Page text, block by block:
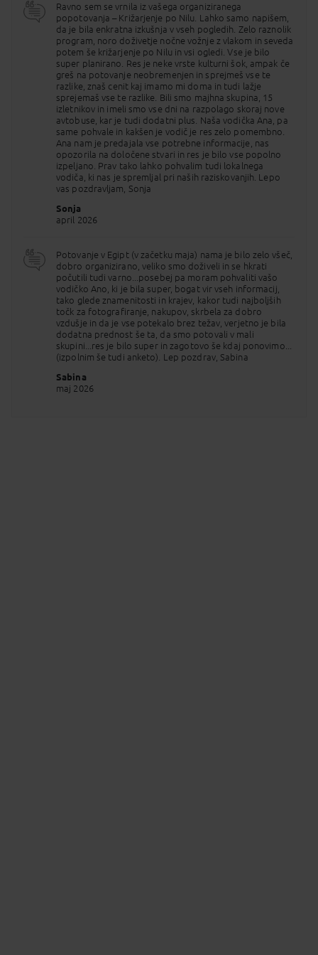
let). V primeru presežene prtljage (teža ali mere)
boste to doplačali ob prijavi na let po ceniku
letalske družbe.
ROČNA PRTLJAGA:
Dovoljen je 1 kos maksimalnih skupnih dimenzij 115
cm in 5 kg (dodatno prosimo bodite pozorni na
priporočila za letalski promet).
Potniki lahko v ročni prtljagi prenašajo manjše
količine potrebščin za osebno nego (parfumi,
kreme, geli ...) vendar v embalaži do 100 ml, ki jo
lahko brez težav spravite v litrsko prozorno
plastično vrečko. Dovoljene so nekatere izjeme, kot
so zdravila in hrana, ki jih potrebujete med letom,
vključno s hrano za dojenčke. Prenosne baterije
(Power bank) so dovoljene izključno v ročni prtljagi
predhodna odobritev prevoznika, baterije nad 160
žepni noži ipd.).
PIJAČA NA LETALU:
Na letu bodo postregli s prigrizkom, vodo, kavo in
čajem.
POMEMBNO:
V primeru, da potujete z medicinskimi pripomočki
prosimo, da o tem obvestite vašega svetovalca vsaj
72 ur pred predvidenim poletom, saj je potrebno
Ravno sem se vrnila iz vašega organiziranega
popotovanja – Križarjenje po Nilu. Lahko samo napišem,
da je bila enkratna izkušnja v vseh pogledih. Zelo raznolik
program, noro doživetje nočne vožnje z vlakom in seveda
potem še križarjenje po Nilu in vsi ogledi. Vse je bilo
super planirano. Res je neke vrste kulturni šok, ampak če
greš na potovanje neobremenjen in sprejmeš vse te
razlike, znaš cenit kaj imamo mi doma in tudi lažje
sprejemaš vse te razlike. Bili smo majhna skupina, 15
izletnikov in imeli smo vse dni na razpolago skoraj nove
avtobuse, kar je tudi dodatni plus. Naša vodička Ana, pa
same pohvale in kakšen je vodič je res zelo pomembno.
Ana nam je predajala vse potrebne informacije, nas
opozorila na določene stvari in res je bilo vse popolno
izpeljano. Prav tako lahko pohvalim tudi lokalnega
vodiča, ki nas je spremljal pri naših raziskovanjih. Lepo
vas pozdravljam, Sonja
Sonja
april 2026
Potovanje v Egipt (v začetku maja) nama je bilo zelo všeč,
dobro organizirano, veliko smo doživeli in se hkrati
počutili tudi varno...posebej pa moram pohvaliti vašo
vodičko Ano, ki je bila super, bogat vir vseh informacij,
tako glede znamenitosti in krajev, kakor tudi najboljših
točk za fotografiranje, nakupov, skrbela za dobro
vzdušje in da je vse potekalo brez težav, verjetno je bila
dodatna prednost še ta, da smo potovali v mali
skupini...res je bilo super in zagotovo še kdaj ponovimo...
(izpolnim še tudi anketo). Lep pozdrav, Sabina
Sabina
maj 2026